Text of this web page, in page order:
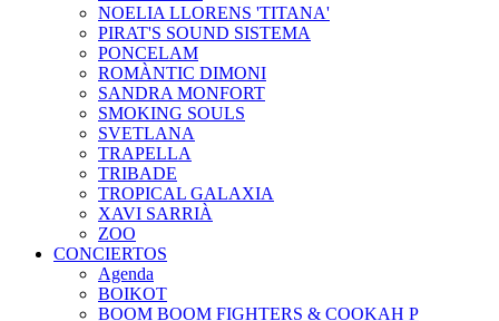
NOELIA LLORENS 'TITANA'
PIRAT'S SOUND SISTEMA
PONCELAM
ROMÀNTIC DIMONI
SANDRA MONFORT
SMOKING SOULS
SVETLANA
TRAPELLA
TRIBADE
TROPICAL GALAXIA
XAVI SARRIÀ
ZOO
CONCIERTOS
Agenda
BOIKOT
BOOM BOOM FIGHTERS & COOKAH P